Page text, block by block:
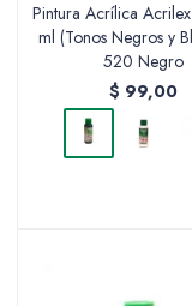
Pintura Acrílica
ml (Tonos Negros y
520 Negro
$ 99,00